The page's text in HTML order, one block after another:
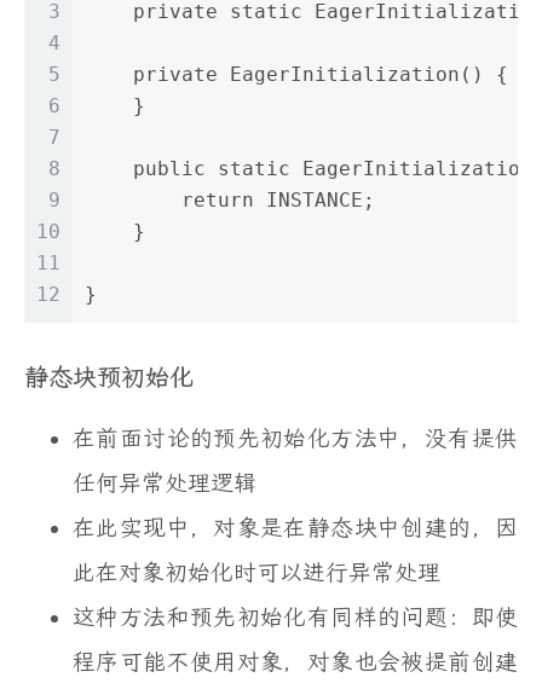
3
4
5
6
7
8
9
10
11
12
private static
    private EagerInitialization() {
    }
public static EagerInitialization
        return INSTANCE;
    }
}
静态块预初始化
在前面讨论的预先初始化方法中，没有提供
任何异常处理逻辑
在此实现中，对象是在静态块中创建的，因
此在对象初始化时可以进行异常处理
这种方法和预先初始化有同样的问题：即使
程序可能不使用对象，对象也会被提前创建